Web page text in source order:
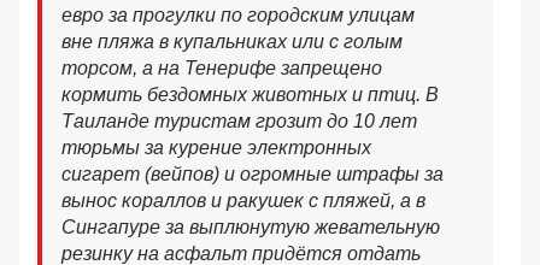
евро за прогулки по городским улицам
вне пляжа в купальниках или с голым
торсом, а на Тенерифе запрещено
кормить бездомных животных и птиц. В
Таиланде туристам грозит до 10 лет
тюрьмы за курение электронных
сигарет (вейпов) и огромные штрафы за
вынос кораллов и ракушек с пляжей, а в
Сингапуре за выплюнутую жевательную
резинку на асфальт придётся отдать